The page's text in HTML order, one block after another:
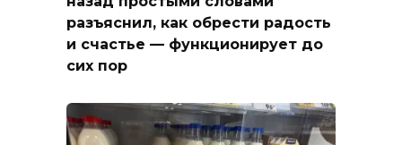
разъяснил, как обрести радость
и счастье — функционирует до
сих пор